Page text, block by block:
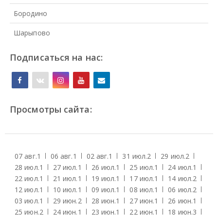
Бородино
Шарыпово
Подписаться на нас:
Просмотры сайта:
07 авг.1 06 авг.1 02 авг.1 31 июл.2 29 июл.2
28 июл.1 27 июл.1 26 июл.1 25 июл.1 24 июл.1
22 июл.1 21 июл.1 19 июл.1 17 июл.1 14 июл.2
12 июл.1 10 июл.1 09 июл.1 08 июл.1 06 июл.2
03 июл.1 29 июн.2 28 июн.1 27 июн.1 26 июн.1
25 июн.2 24 июн.1 23 июн.1 22 июн.1 18 июн.3